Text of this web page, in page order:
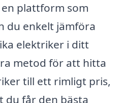
plattform som
du enkelt jämföra
elektriker i ditt
metod för att hitta
till ett rimligt pris,
du får den bästa